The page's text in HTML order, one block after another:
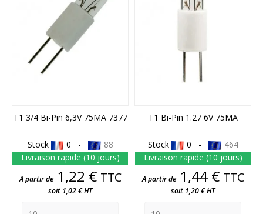
T1 3/4 Bi-Pin 6,3V 75MA 7377
Stock 0 -
88
Livraison rapide (10 jours)
Prix
A partir de 1,22 € TTC
soit 1,02 € HT
T1 Bi-Pin 1.27 6V 75MA
Stock 0 -
464
Livraison rapide (10 jours)
Prix
A partir de 1,44 € TTC
soit 1,20 € HT